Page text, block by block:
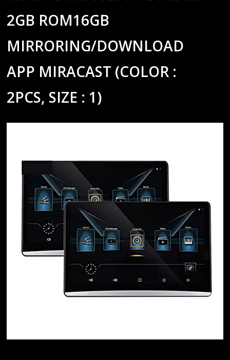
2GB ROM16GB
MIRRORING/DOWNLOAD
APP MIRACAST (COLOR :
2PCS, SIZE : 1)